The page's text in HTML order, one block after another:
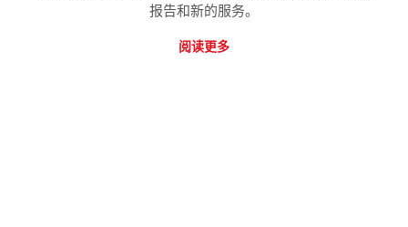
报告和新的服务。
阅读更多